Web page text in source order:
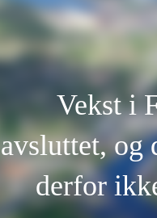
Vekst i
avsluttet, og
derfor